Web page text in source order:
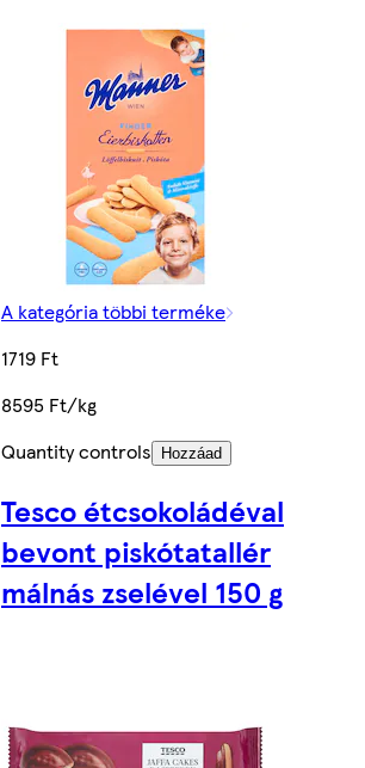
A kategória többi terméke
1719 Ft
8595 Ft/kg
Quantity controls
Hozzáad
Tesco étcsokoládéval
bevont piskótatallér
málnás zselével 150 g